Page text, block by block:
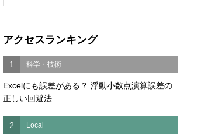
アクセスランキング
1 科学・技術
Excelにも誤差がある？ 浮動小数点演算誤差の
正しい回避法
2 Local